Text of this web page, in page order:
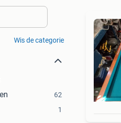
Wis de categorie
62
1